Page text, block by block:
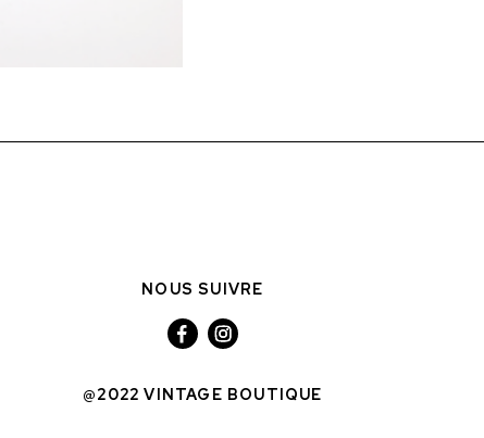
NOUS SUIVRE
@2022 VINTAGE BOUTIQUE